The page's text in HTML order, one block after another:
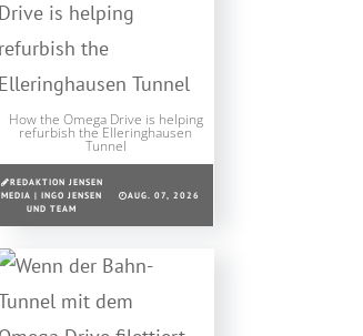
How the Omega Drive is helping
refurbish the Elleringhausen
Tunnel
REDAKTION JENSEN
MEDIA | INGO JENSEN
UND TEAM
AUG. 07, 2026